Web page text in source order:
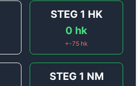
STEG 1 HK
0 hk
+-75 hk
STEG 1 NM